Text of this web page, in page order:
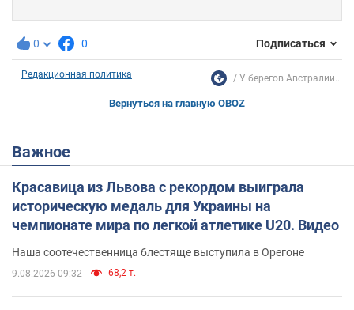
0 0 Подписаться
Редакционная политика У берегов Австралии...
Вернуться на главную OBOZ
Важное
Красавица из Львова с рекордом выиграла
историческую медаль для Украины на
чемпионате мира по легкой атлетике U20. Видео
Наша соотечественница блестяще выступила в Орегоне
9.08.2026 09:32 68,2 т.